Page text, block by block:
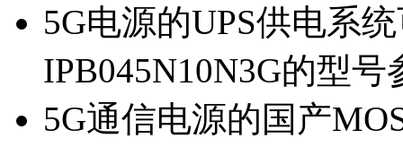
5G电源的UPS供电系
IPB045N10N3G的型号
5G通信电源的国产